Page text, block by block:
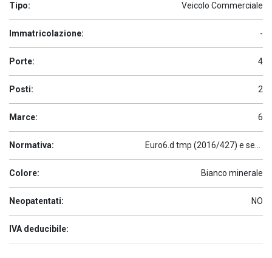
Tipo: Veicolo Commerciale
Immatricolazione: -
Porte: 4
Posti: 2
Marce: 6
Normativa:
Colore: Bianco minerale
Neopatentati: NO
IVA deducibile: